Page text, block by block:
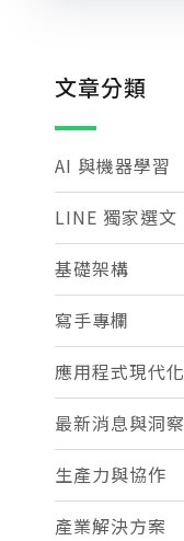
文章分類
AI 與機器學習
LINE 獨家選文
基礎架構
寫手專欄
應用程式現代化
最新消息與洞察
生產力與協作
產業解決方案